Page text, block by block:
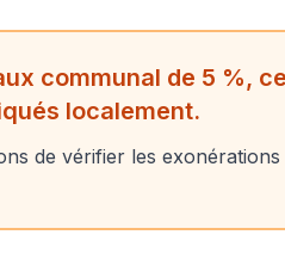
communal de 5 %,
localement.
de vérifier les